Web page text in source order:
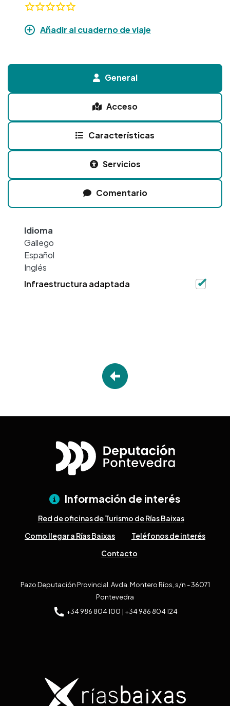
Añadir al cuaderno de viaje
General
Acceso
Características
Servicios
Comentario
Idioma
Gallego
Español
Inglés
Infraestructura adaptada
Información de interés
Red de oficinas de Turismo de Rías Baixas
Como llegar a Rías Baixas
Teléfonos de interés
Contacto
Pazo Deputación Provincial. Avda. Montero Ríos, s/n - 36071
Pontevedra
+34 986 804 100 | +34 986 804 124